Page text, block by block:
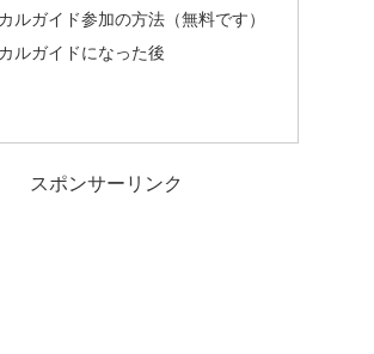
ルガイド参加の方法（無料です）
ルガイドになった後
スポンサーリンク